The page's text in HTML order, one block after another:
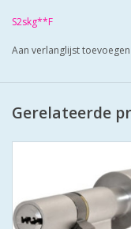
klopsleutel.
S2skg**F
Aan verlanglijst toevoegen
Gerelateerde